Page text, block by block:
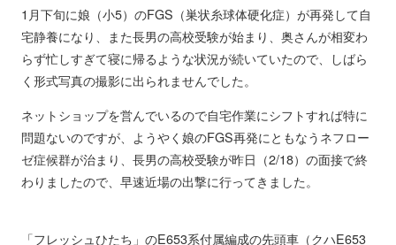
1月下旬に娘（小5）のFGS（巣状糸球体硬化症）が再発して自
宅静養になり、また長男の高校受験が始まり、奥さんが相変わ
らず忙しすぎて寝に帰るような状況が続いていたので、しばら
く形式写真の撮影に出られませんでした。
ネットショップを営んでいるので自宅作業にシフトすれば特に
問題ないのですが、ようやく娘のFGS再発にともなうネフロー
ゼ症候群が治まり、長男の高校受験が昨日（2/18）の面接で終
わりましたので、早速近場の出撃に行ってきました。
「フレッシュひたち」のE653系付属編成の先頭車（クハE653